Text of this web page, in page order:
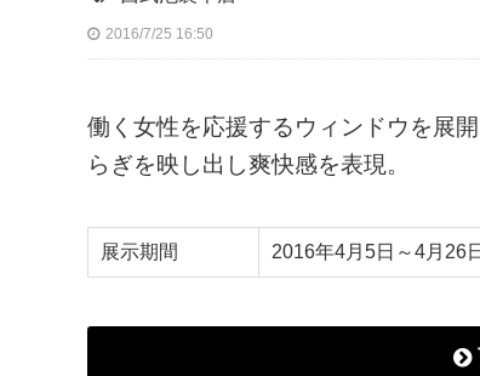
2016/7/25 16:50
働く女性を応援するウィンドウを展
らぎを映し出し爽快感を表現。
展示期間 2016年4月5日～4月26日